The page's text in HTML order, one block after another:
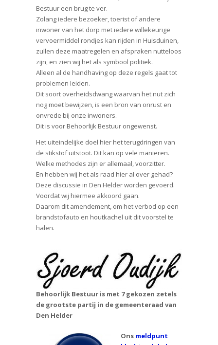
Bestuur een brug te ver.
Zolang iedere bezoeker, toerist of andere
inwoner van het dorp met iedere willekeurige
vervoermiddel rondjes kan rijden in Huisduinen,
zullen deze maatregelen en afspraken nutteloos
zijn, en zien wij het als symbool politiek.
Alleen al de handhaving op deze regels gaat tot
problemen leiden.
Dit soort overheidsdwang waarvan het nut zich
nog moet bewijzen, is een bron van onrust en
onvrede bij onze inwoners.
Dit is voor Behoorlijk Bestuur ongewenst.
Het uiteindelijke doel hier het terugdringen van
de stikstof uitstoot. Dit kan op vele manieren.
Welke methodes zijn er allemaal, voorzitter.
En hebben wij het als raad hier al over gehad?
Deze discussie in Den Helder worden gevoerd.
Voordat wij hiermee akkoord gaan.
Daarom dit amendement, om het verbod op een
brandstofauto en houtkachel uit dit voorstel te
halen.
Behoorlijk Bestuur is met 7 gekozen zetels
de grootste partij in de gemeenteraad van
Den Helder
Ons meldpunt